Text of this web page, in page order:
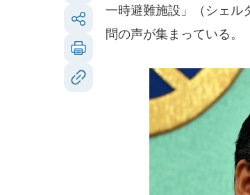
一時避難施設」（シェル
問の声が集まっている。